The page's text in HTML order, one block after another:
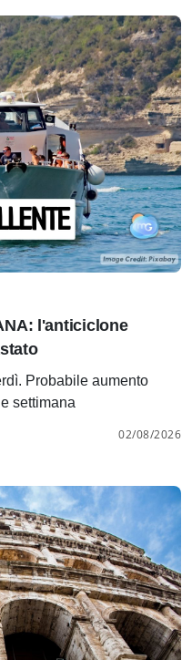
l'anticiclone
Probabile aumento
settimana
02/08/2026